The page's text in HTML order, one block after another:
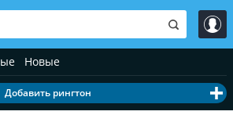
Новые
Добавить рингтон